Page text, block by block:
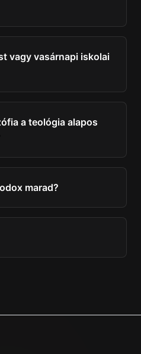
vagy vasárnapi iskolai
a teológia alapos
marad?